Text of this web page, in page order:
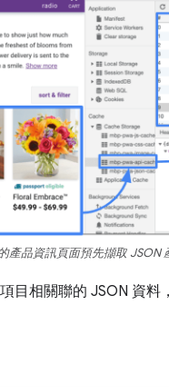
產品資訊頁面預先擷取 JSON
目相關聯的 JSON 資